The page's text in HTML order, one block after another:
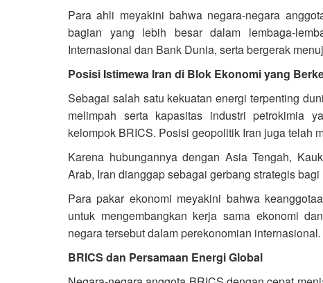
Para ahli meyakini bahwa negara-negara
bagian yang lebih besar dalam lembaga-
Internasional dan Bank Dunia, serta bergerak
Posisi Istimewa Iran di Blok Ekonomi yang
Sebagai salah satu kekuatan energi terpenting
melimpah serta kapasitas industri petrokimia
kelompok BRICS. Posisi geopolitik Iran juga telah
Karena hubungannya dengan Asia Tengah,
Arab, Iran dianggap sebagai gerbang strategis
Para pakar ekonomi meyakini bahwa
untuk mengembangkan kerja sama ekonomi
negara tersebut dalam perekonomian internasional.
BRICS dan Persamaan Energi Global